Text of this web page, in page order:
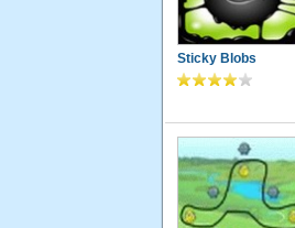
Sticky Blobs